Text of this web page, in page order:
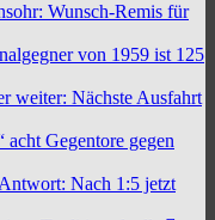
Wunsch-Remis für
von 1959 ist 125
weiter: Nächste Ausfahrt
acht Gegentore gegen
Nach 1:5 jetzt